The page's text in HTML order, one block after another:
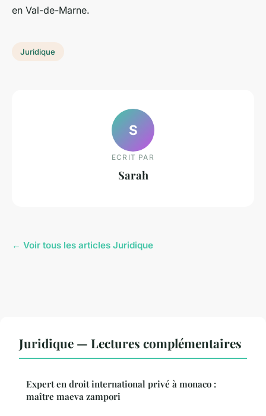
en Val-de-Marne.
Juridique
S
ECRIT PAR
Sarah
← Voir tous les articles Juridique
Juridique — Lectures complémentaires
Expert en droit international privé à monaco :
maître maeva zampori